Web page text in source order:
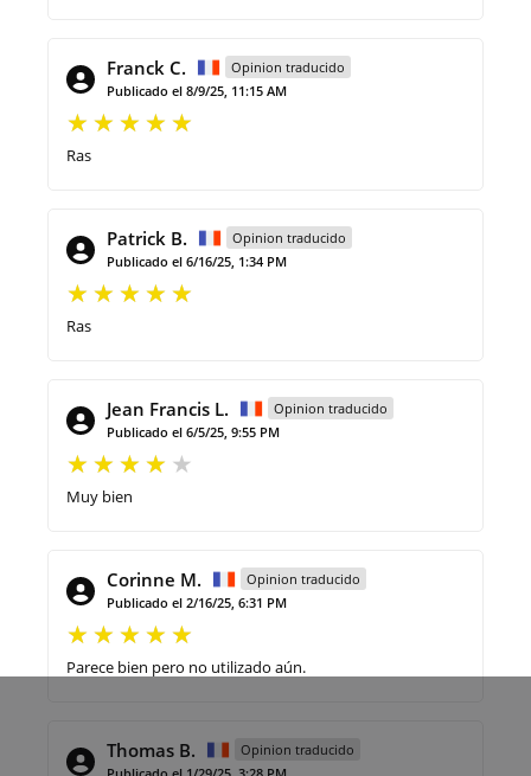
Franck C.
Opinion traducido
Publicado el 8/9/25, 11:15 AM
Ras
Patrick B.
Opinion traducido
Publicado el 6/16/25, 1:34 PM
Ras
Jean Francis L.
Opinion traducido
Publicado el 6/5/25, 9:55 PM
Muy bien
Corinne M.
Opinion traducido
Publicado el 2/16/25, 6:31 PM
Parece bien pero no utilizado aún.
Thomas B.
Opinion traducido